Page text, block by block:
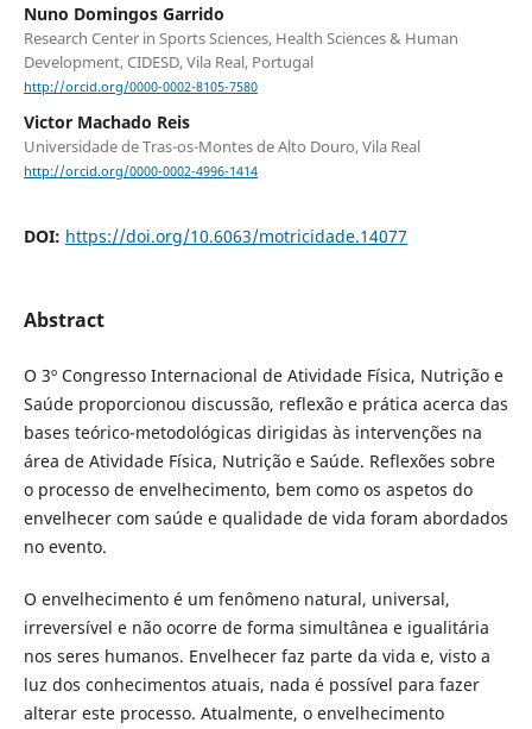
Nuno Domingos Garrido
Research Center in Sports Sciences, Health Sciences & Human
Development, CIDESD, Vila Real, Portugal
http://orcid.org/0000-0002-8105-7580
Victor Machado Reis
Universidade de Tras-os-Montes de Alto Douro, Vila Real
http://orcid.org/0000-0002-4996-1414
DOI: https://doi.org/10.6063/motricidade.14077
Abstract
O 3º Congresso Internacional de Atividade Física, Nutrição e
Saúde proporcionou discussão, reflexão e prática acerca das
bases teórico-metodológicas dirigidas às intervenções na
área de Atividade Física, Nutrição e Saúde. Reflexões sobre
o processo de envelhecimento, bem como os aspetos do
envelhecer com saúde e qualidade de vida foram abordados
no evento.
O envelhecimento é um fenômeno natural, universal,
irreversível e não ocorre de forma simultânea e igualitária
nos seres humanos. Envelhecer faz parte da vida e, visto a
luz dos conhecimentos atuais, nada é possível para fazer
alterar este processo. Atualmente, o envelhecimento